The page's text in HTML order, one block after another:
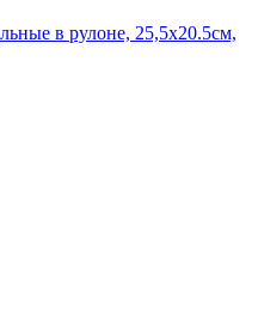
в рулоне, 25,5х20.5см,